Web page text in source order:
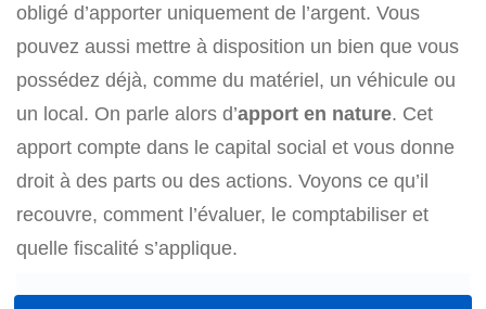
obligé d’apporter uniquement de l’argent. Vous
pouvez aussi mettre à disposition un bien que vous
possédez déjà, comme du matériel, un véhicule ou
un local. On parle alors d’apport en nature. Cet
apport compte dans le capital social et vous donne
droit à des parts ou des actions. Voyons ce qu’il
recouvre, comment l’évaluer, le comptabiliser et
quelle fiscalité s’applique.